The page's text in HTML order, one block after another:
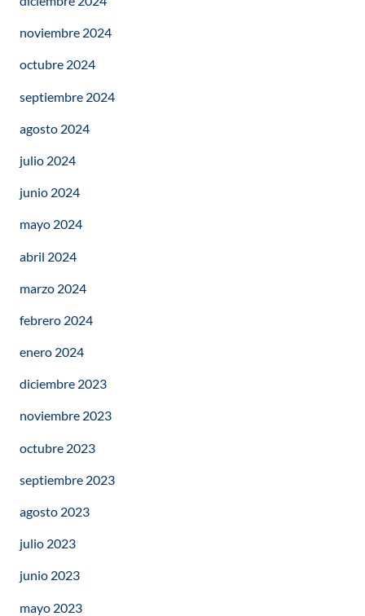
noviembre 2024
octubre 2024
septiembre 2024
agosto 2024
julio 2024
junio 2024
mayo 2024
abril 2024
marzo 2024
febrero 2024
enero 2024
diciembre 2023
noviembre 2023
octubre 2023
septiembre 2023
agosto 2023
julio 2023
junio 2023
mayo 2023